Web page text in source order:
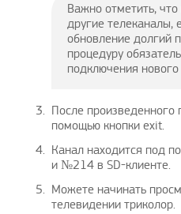
Важно отметить,
другие телеканалы,
обновление долгий
процедуру
подключения
После произведенного
помощью кнопки exit.
Канал находится под
и №214 в SD-клиенте.
Можете начинать
телевидении триколор.